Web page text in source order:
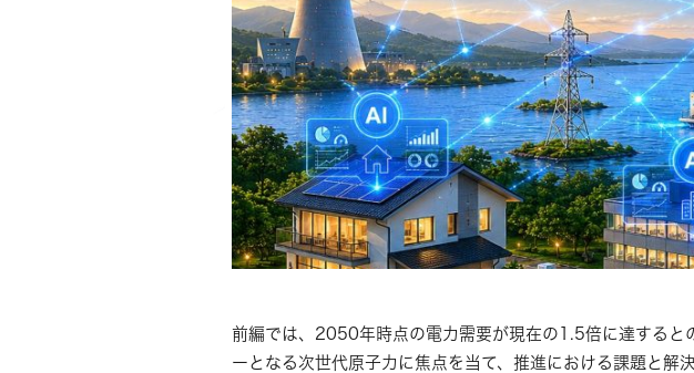
前編では、2050年時点の電力需要が現在の1.5倍に達すると
ーとなる次世代原子力に焦点を当て、推進における課題と解